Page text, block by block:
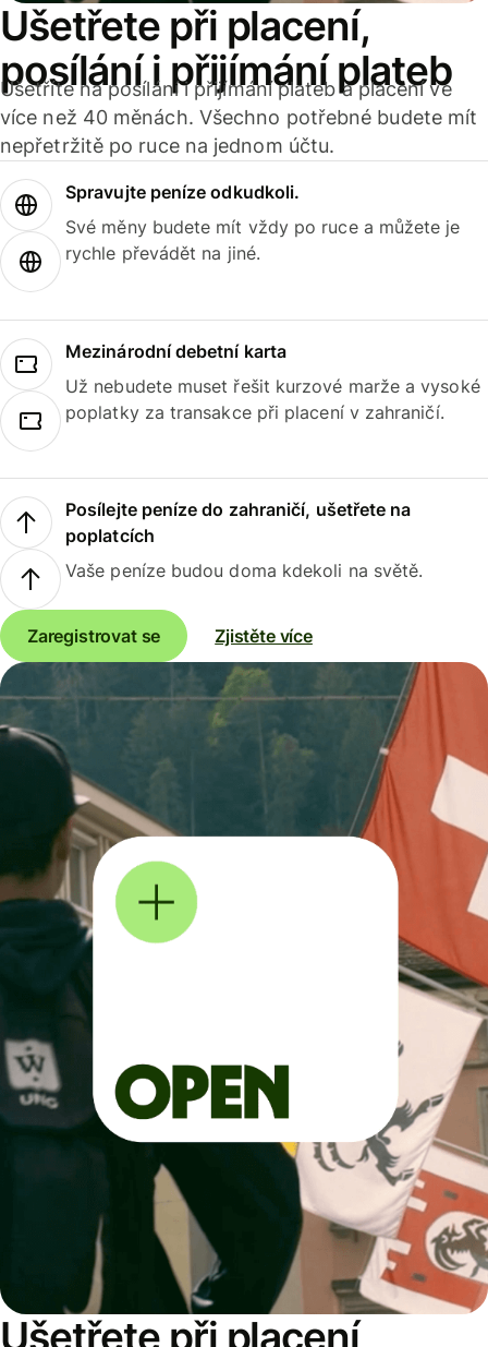
Ušetřete při placení,
posílání i přijímání plateb
Ušetříte na posílání i přijímání plateb a placení ve
více než 40 měnách. Všechno potřebné budete mít
nepřetržitě po ruce na jednom účtu.
Spravujte peníze odkudkoli.
Své měny budete mít vždy po ruce a můžete je
rychle převádět na jiné.
Mezinárodní debetní karta
Už nebudete muset řešit kurzové marže a vysoké
poplatky za transakce při placení v zahraničí.
Posílejte peníze do zahraničí, ušetřete na
poplatcích
Vaše peníze budou doma kdekoli na světě.
Zaregistrovat se Zjistěte více
Ušetřete při placení,